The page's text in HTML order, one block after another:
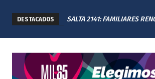
DESTACADOS
SALTA 2141: FAMILIARES